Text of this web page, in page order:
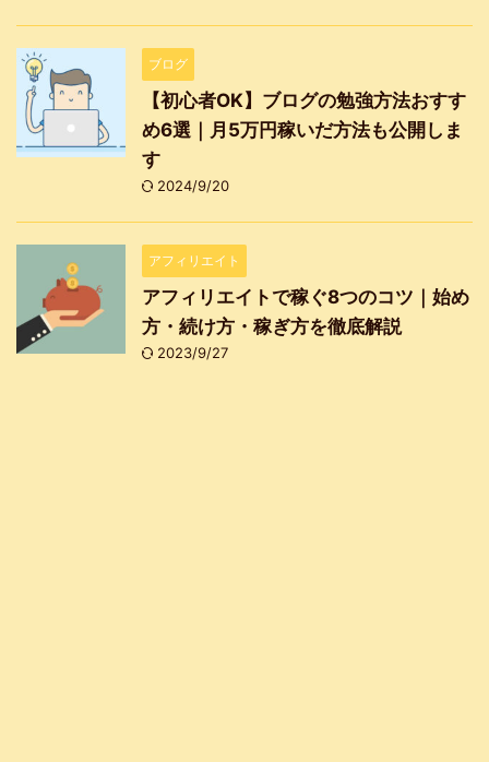
ブログ
【初心者OK】ブログの勉強方法おすす
め6選｜月5万円稼いだ方法も公開しま
す
2024/9/20
アフィリエイト
アフィリエイトで稼ぐ8つのコツ｜始め
方・続け方・稼ぎ方を徹底解説
2023/9/27